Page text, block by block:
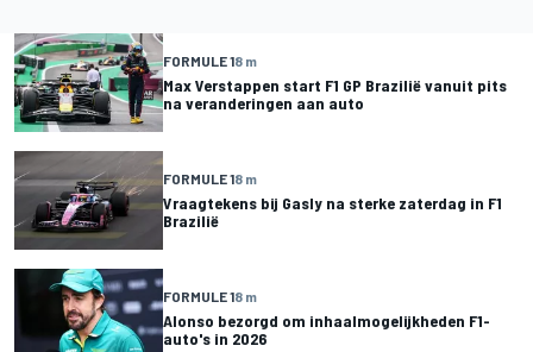
FORMULE 18 m
Max Verstappen start F1 GP Brazilië vanuit pits
na veranderingen aan auto
FORMULE 18 m
Vraagtekens bij Gasly na sterke zaterdag in F1
Brazilië
FORMULE 18 m
Alonso bezorgd om inhaalmogelijkheden F1-
auto's in 2026